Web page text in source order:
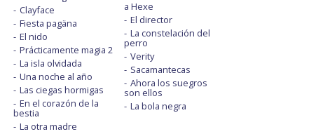
Clayface
Fiesta pagäna
El nido
Prácticamente magia 2
La isla olvidada
Una noche al año
Las ciegas hormigas
En el corazón de la
bestia
La otra madre
a Hexe
El director
La constelación del
perro
Verity
Sacamantecas
Ahora los suegros
son ellos
La bola negra